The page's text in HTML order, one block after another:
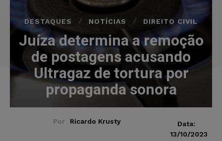
DESTAQUES NOTÍCIAS DIREITO CIVIL
Juíza determina a remoção
de postagens acusando
Ultragaz de tortura por
propaganda sonora
Por Ricardo Krusty
Data:
13/10/2023